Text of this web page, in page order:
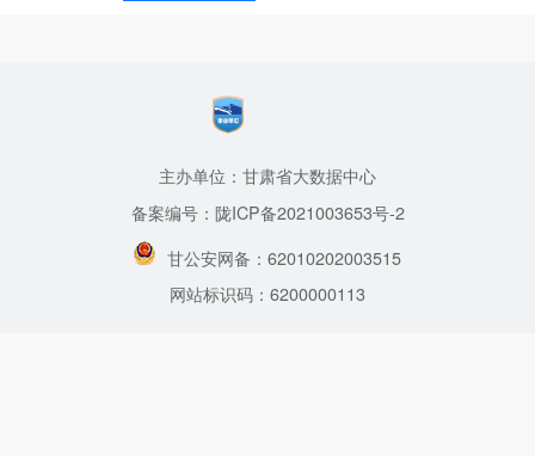
主办单位：甘肃省大数据中心
备案编号：陇ICP备2021003653号-2
甘公安网备：62010202003515
网站标识码：6200000113